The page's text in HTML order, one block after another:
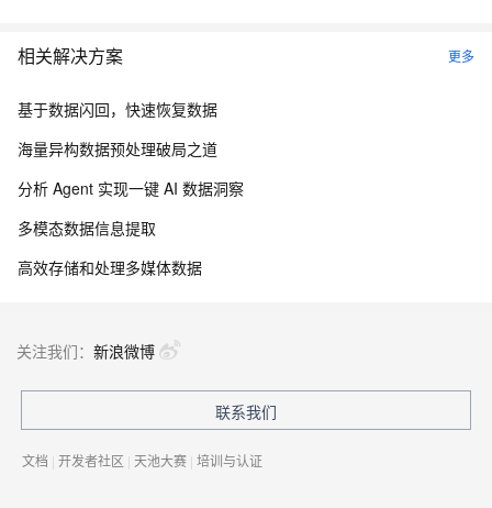
相关解决方案 更多
基于数据闪回，快速恢复数据
海量异构数据预处理破局之道
分析 Agent 实现一键 AI 数据洞察
多模态数据信息提取
高效存储和处理多媒体数据
关注我们： 新浪微博
联系我们
文档 | 开发者社区 | 天池大赛 | 培训与认证